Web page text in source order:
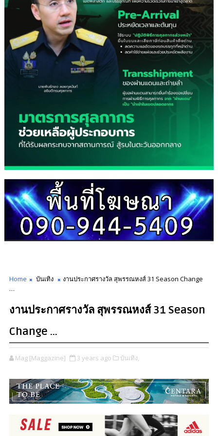
Home บันเทิง
งานประกาศรางวัล สุพรรณหงส์ 31 Season Change
…
งานประกาศรางวัล สุพรรณหงส์ 31 Season
Change …
Mag [Maggazine] 3 years ago บันเทิง,